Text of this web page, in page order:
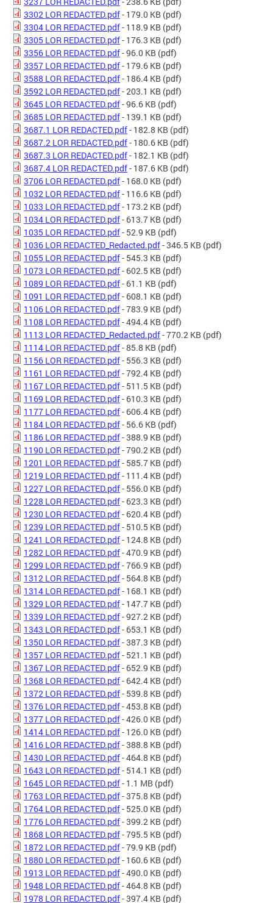
3302 LOR REDACTED.pdf- 179.0 KB (pdf)
3304 LOR REDACTED.pdf- 118.9 KB (pdf)
3305 LOR REDACTED.pdf- 176.3 KB (pdf)
3356 LOR REDACTED.pdf- 96.0 KB (pdf)
3357 LOR REDACTED.pdf- 179.6 KB (pdf)
3588 LOR REDACTED.pdf- 186.4 KB (pdf)
3592 LOR REDACTED.pdf- 203.1 KB (pdf)
3645 LOR REDACTED.pdf- 96.6 KB (pdf)
3685 LOR REDACTED.pdf- 139.1 KB (pdf)
3687.1 LOR REDACTED.pdf- 182.8 KB (pdf)
3687.2 LOR REDACTED.pdf- 180.6 KB (pdf)
3687.3 LOR REDACTED.pdf- 182.1 KB (pdf)
3687.4 LOR REDACTED.pdf- 187.6 KB (pdf)
3706 LOR REDACTED.pdf- 168.0 KB (pdf)
1032 LOR REDACTED.pdf- 116.6 KB (pdf)
1033 LOR REDACTED.pdf- 173.2 KB (pdf)
1034 LOR REDACTED.pdf- 613.7 KB (pdf)
1035 LOR REDACTED.pdf- 52.9 KB (pdf)
1036 LOR REDACTED_Redacted.pdf- 346.5 KB (pdf)
1055 LOR REDACTED.pdf- 545.3 KB (pdf)
1073 LOR REDACTED.pdf- 602.5 KB (pdf)
1089 LOR REDACTED.pdf- 61.1 KB (pdf)
1091 LOR REDACTED.pdf- 608.1 KB (pdf)
1106 LOR REDACTED.pdf- 783.9 KB (pdf)
1108 LOR REDACTED.pdf- 494.4 KB (pdf)
1113 LOR REDACTED_Redacted.pdf- 770.2 KB (pdf)
1114 LOR REDACTED.pdf- 85.8 KB (pdf)
1156 LOR REDACTED.pdf- 556.3 KB (pdf)
1161 LOR REDACTED.pdf- 792.4 KB (pdf)
1167 LOR REDACTED.pdf- 511.5 KB (pdf)
1169 LOR REDACTED.pdf- 610.3 KB (pdf)
1177 LOR REDACTED.pdf- 606.4 KB (pdf)
1184 LOR REDACTED.pdf- 56.6 KB (pdf)
1186 LOR REDACTED.pdf- 388.9 KB (pdf)
1190 LOR REDACTED.pdf- 790.2 KB (pdf)
1201 LOR REDACTED.pdf- 585.7 KB (pdf)
1219 LOR REDACTED.pdf- 111.4 KB (pdf)
1227 LOR REDACTED.pdf- 556.0 KB (pdf)
1228 LOR REDACTED.pdf- 623.3 KB (pdf)
1230 LOR REDACTED.pdf- 620.4 KB (pdf)
1239 LOR REDACTED.pdf- 510.5 KB (pdf)
1241 LOR REDACTED.pdf- 124.8 KB (pdf)
1282 LOR REDACTED.pdf- 470.9 KB (pdf)
1299 LOR REDACTED.pdf- 766.9 KB (pdf)
1312 LOR REDACTED.pdf- 564.8 KB (pdf)
1314 LOR REDACTED.pdf- 168.1 KB (pdf)
1329 LOR REDACTED.pdf- 147.7 KB (pdf)
1339 LOR REDACTED.pdf- 927.2 KB (pdf)
1343 LOR REDACTED.pdf- 653.1 KB (pdf)
1350 LOR REDACTED.pdf- 387.3 KB (pdf)
1357 LOR REDACTED.pdf- 521.1 KB (pdf)
1367 LOR REDACTED.pdf- 652.9 KB (pdf)
1368 LOR REDACTED.pdf- 642.4 KB (pdf)
1372 LOR REDACTED.pdf- 539.8 KB (pdf)
1376 LOR REDACTED.pdf- 453.8 KB (pdf)
1377 LOR REDACTED.pdf- 426.0 KB (pdf)
1414 LOR REDACTED.pdf- 126.0 KB (pdf)
1416 LOR REDACTED.pdf- 388.8 KB (pdf)
1430 LOR REDACTED.pdf- 464.8 KB (pdf)
1643 LOR REDACTED.pdf- 514.1 KB (pdf)
1645 LOR REDACTED.pdf- 1.1 MB (pdf)
1763 LOR REDACTED.pdf- 375.8 KB (pdf)
1764 LOR REDACTED.pdf- 525.0 KB (pdf)
1776 LOR REDACTED.pdf- 399.2 KB (pdf)
1868 LOR REDACTED.pdf- 795.5 KB (pdf)
1872 LOR REDACTED.pdf- 79.9 KB (pdf)
1880 LOR REDACTED.pdf- 160.6 KB (pdf)
1913 LOR REDACTED.pdf- 490.0 KB (pdf)
1948 LOR REDACTED.pdf- 464.8 KB (pdf)
1978 LOR REDACTED.pdf- 397.4 KB (pdf)